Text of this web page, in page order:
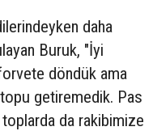
daha
Buruk, "İyi
döndük ama
getiremedik. Pas
da rakibimize